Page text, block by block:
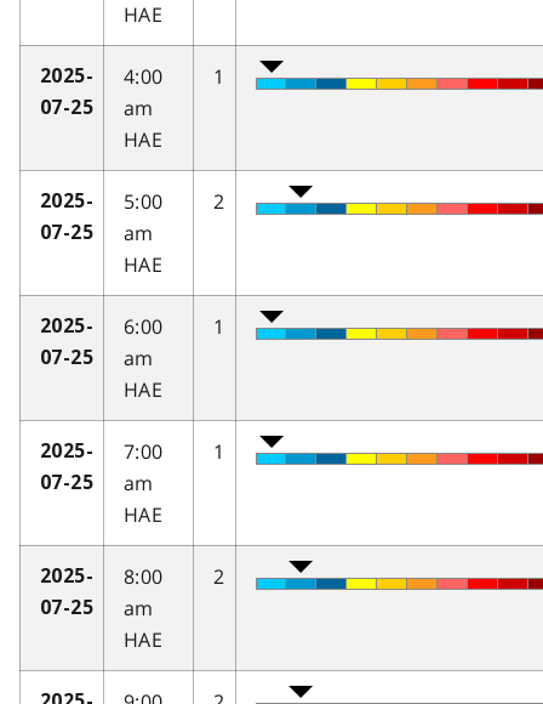
HAE
2025-
07-25
4:00
am
HAE
1
2025-
07-25
5:00
am
HAE
2
2025-
07-25
6:00
am
HAE
1
2025-
07-25
7:00
am
HAE
1
2025-
07-25
8:00
am
HAE
2